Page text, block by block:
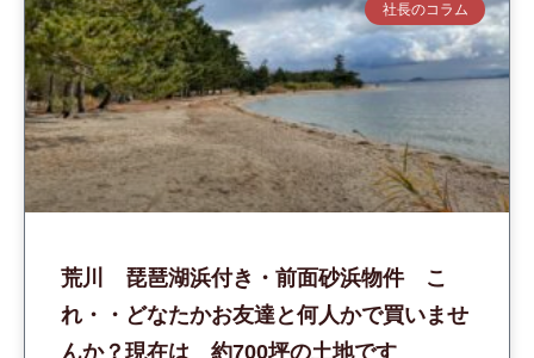
社長のコラム
荒川 琵琶湖浜付き・前面砂浜物件 こ
れ・・どなたかお友達と何人かで買いませ
んか？現在は 約700坪の土地です